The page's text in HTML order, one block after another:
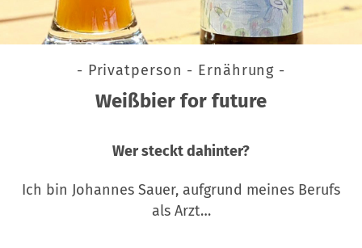
- Privatperson - Ernährung -
Weißbier for future
Wer steckt dahinter?
Ich bin Johannes Sauer, aufgrund meines Berufs
als Arzt…